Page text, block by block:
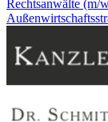
Rechtsanwälte (m/